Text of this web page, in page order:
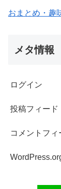
おまとめ・趣
メタ情報
ログイン
投稿フィード
コメントフィ